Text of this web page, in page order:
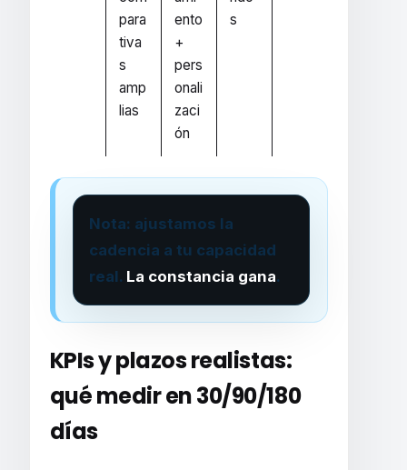
para
tiva
s
amp
lias
ento
+
pers
onali
zaci
ón
s
Nota: ajustamos la
cadencia a tu capacidad
real. La constancia gana.
KPIs y plazos realistas:
qué medir en 30/90/180
días